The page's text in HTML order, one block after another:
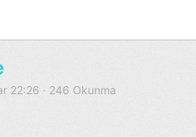
22:26 · 246 Okunma